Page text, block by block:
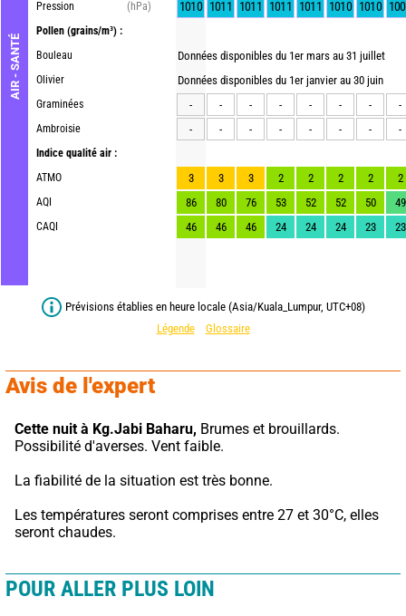
AIR - SANTÉ
Pression
(hPa)
Pollen (grains/m³) :
Bouleau
Olivier
Graminées
Ambroisie
Indice qualité air :
ATMO
AQI
CAQI
1010 1011 1011 1011 1011 1010 1010
Données disponibles du 1er mars au 31 juillet
Données disponibles du 1er janvier au 30 juin
-
- - - - - -
-
-
- - - - - - -
3 3 3 2 2 2 2
2
86
80 76 53 52 52 50
49
46
46 46 24 24 24 23 23
Prévisions établies en heure locale (Asia/Kuala_Lumpur, UTC+08)
Légende
Glossaire
Avis de l'expert
Cette nuit à Kg.Jabi Baharu, Brumes et brouillards.
Possibilité d'averses. Vent faible.
La fiabilité de la situation est très bonne.
Les températures seront comprises entre 27 et 30°C, elles
seront chaudes.
POUR ALLER PLUS LOIN